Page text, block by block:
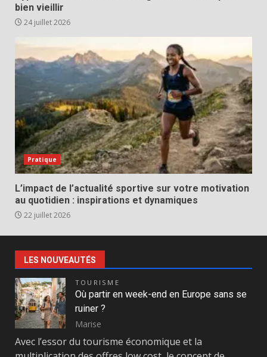
bien vieillir
24 juillet 2026
Pratique
L’impact de l’actualité sportive sur votre motivation
au quotidien : inspirations et dynamiques
22 juillet 2026
LES NOUVEAUTÉS
TOURISME
Où partir en week-end en Europe sans se
ruiner ?
Marise
Avec l’essor du tourisme économique et la